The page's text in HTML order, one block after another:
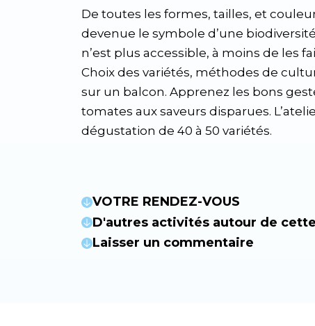
De toutes les formes, tailles, et
devenue le symbole d’une
n’est plus accessible, à moins de les
Choix des variétés, méthodes de
sur un balcon. Apprenez les bons
tomates aux saveurs disparues.
dégustation de 40 à 50 variétés.
VOTRE RENDEZ-VOUS
D'autres activités autour de
Laisser un commentaire